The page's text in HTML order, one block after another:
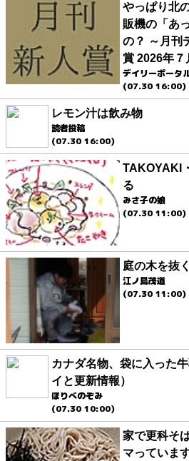
やっぱり北
販機の「あ
の？ ～月刊
賞 2026年７
デイリーポータ
(07.30 16:00)
レモン汁は飲み物
読者投稿
(07.30 16:00)
TAKOYAKI
る
みさ子の娘
(07.30 11:00)
庭の木を抜く
江ノ島茂道
(07.30 11:00)
カナダ名物、袋に入った
イと更新情報）
ほりべのぞみ
(07.30 10:00)
家で更科そ
マっていま